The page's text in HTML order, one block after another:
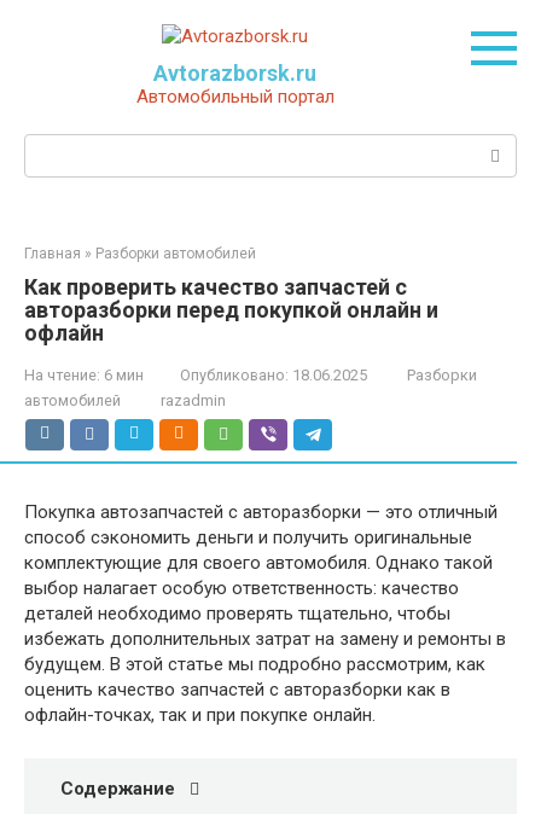
Avtorazborsk.ru
Автомобильный портал
Главная » Разборки автомобилей
Как проверить качество запчастей с
авторазборки перед покупкой онлайн и
офлайн
На чтение: 6 мин Опубликовано: 18.06.2025
Разборки
автомобилей
razadmin
Покупка автозапчастей с авторазборки — это отличный
способ сэкономить деньги и получить оригинальные
комплектующие для своего автомобиля. Однако такой
выбор налагает особую ответственность: качество
деталей необходимо проверять тщательно, чтобы
избежать дополнительных затрат на замену и ремонты в
будущем. В этой статье мы подробно рассмотрим, как
оценить качество запчастей с авторазборки как в
офлайн-точках, так и при покупке онлайн.
Содержание